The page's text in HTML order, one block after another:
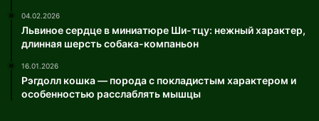
04.02.2026
Львиное сердце в миниатюре Ши-тцу: нежный характер,
длинная шерсть собака-компаньон
16.01.2026
Рэгдолл кошка — порода с покладистым характером и
особенностью расслаблять мышцы